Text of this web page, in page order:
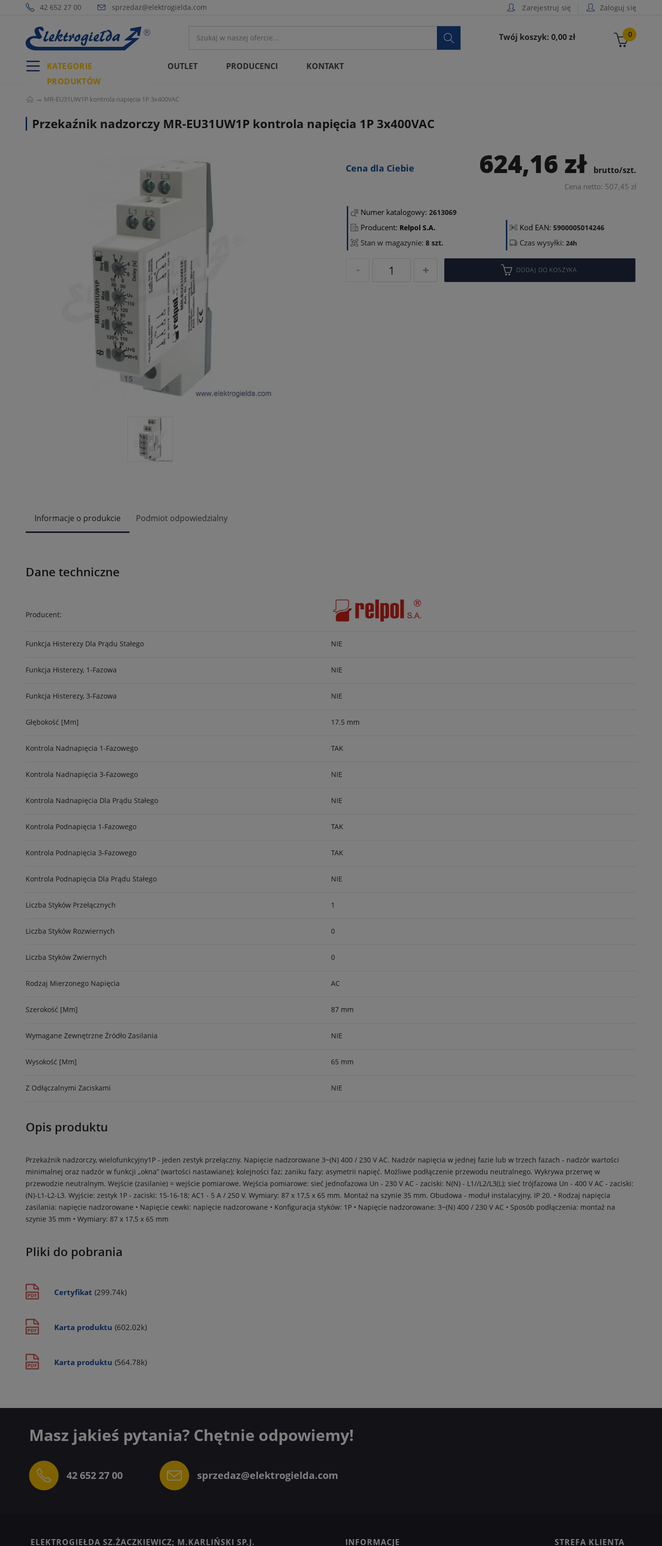
42 652 27 00 sprzedaz@elektrogielda.com Zarejestruj się Zaloguj się
0
Twój koszyk: 0,00 zł

KATEGORIE
PRODUKTÓW
OUTLET PRODUCENCI KONTAKT
MR-EU31UW1P kontrola napięcia 1P 3x400VAC
Przekaźnik nadzorczy MR-EU31UW1P kontrola napięcia 1P 3x400VAC
Cena dla Ciebie 624,16 zł brutto/szt.
Cena netto: 507,45 zł
Numer katalogowy: 2613069
Producent: Relpol S.A. Kod EAN:5900005014246
Stan w magazynie: 8 szt. Czas wysyłki:24h
DODAJ DO KOSZYKA
Informacje o produkcie Podmiot odpowiedzialny
Dane techniczne
Producent:
Funkcja Histerezy Dla Prądu Stałego NIE
Funkcja Histerezy, 1-Fazowa NIE
Funkcja Histerezy, 3-Fazowa NIE
Głębokość [mm] 17.5 mm
Kontrola Nadnapięcia 1-Fazowego TAK
Kontrola Nadnapięcia 3-Fazowego NIE
Kontrola Nadnapięcia Dla Prądu Stałego NIE
Kontrola Podnapięcia 1-Fazowego TAK
Kontrola Podnapięcia 3-Fazowego TAK
Kontrola Podnapięcia Dla Prądu Stałego NIE
Liczba Styków Przełącznych 1
Liczba Styków Rozwiernych 0
Liczba Styków Zwiernych 0
Rodzaj Mierzonego Napięcia AC
Szerokość [mm] 87 mm
Wymagane Zewnętrzne Źródło Zasilania NIE
Wysokość [mm] 65 mm
Z Odłączalnymi Zaciskami NIE
Opis produktu
Przekaźnik nadzorczy, wielofunkcyjny1P - jeden zestyk przełączny. Napięcie nadzorowane 3~(N) 400 / 230 V AC. Nadzór napięcia w jednej fazie lub w trzech fazach - nadzór wartości
minimalnej oraz nadzór w funkcji „okna” (wartości nastawiane); kolejności faz; zaniku fazy; asymetrii napięć. Możliwe podłączenie przewodu neutralnego. Wykrywa przerwę w
przewodzie neutralnym. Wejście (zasilanie) = wejście pomiarowe. Wejścia pomiarowe: sieć jednofazowa Un - 230 V AC - zaciski: N(N) - L1//L2/L3(L); sieć trójfazowa Un - 400 V AC - zaciski:
(N)-L1-L2-L3. Wyjście: zestyk 1P - zaciski: 15-16-18; AC1 - 5 A / 250 V. Wymiary: 87 x 17,5 x 65 mm. Montaż na szynie 35 mm. Obudowa - moduł instalacyjny. IP 20. • Rodzaj napięcia
zasilania: napięcie nadzorowane • Napięcie cewki: napięcie nadzorowane • Konfiguracja styków: 1P • Napięcie nadzorowane: 3~(N) 400 / 230 V AC • Sposób podłączenia: montaż na
szynie 35 mm • Wymiary: 87 x 17,5 x 65 mm
Pliki do pobrania
Certyfikat (299.74k)
Karta produktu (602.02k)
Karta produktu (564.78k)
Masz jakieś pytania? Chętnie odpowiemy!
42 652 27 00 sprzedaz@elektrogielda.com
ELEKTROGIEŁDA SZ.ŻACZKIEWICZ; M.KARLIŃSKI SP.J. INFORMACJE STREFA KLIENTA